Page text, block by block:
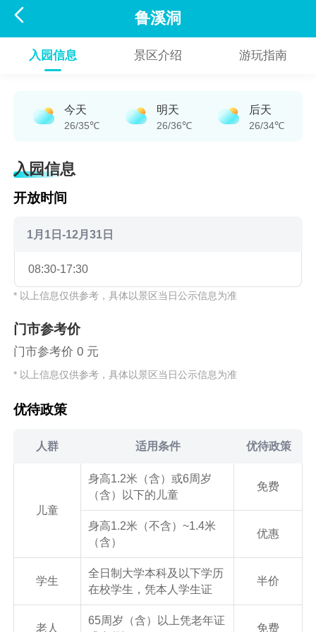
 鲁溪洞
入园信息 景区介绍 游玩指南
今天
26/35℃
明天
26/36℃
后天
26/34℃
入园信息
开放时间
1月1日-12月31日
08:30-17:30
* 以上信息仅供参考，具体以景区当日公示信息为准
门市参考价
门市参考价 0 元
* 以上信息仅供参考，具体以景区当日公示信息为准
优待政策
人群 适用条件 优待政策
儿童
身高1.2米（含）或6周岁
（含）以下的儿童
免费
身高1.2米（不含）~1.4米
（含）
优惠
学生
全日制大学本科及以下学历
在校学生，凭本人学生证
半价
老人
65周岁（含）以上凭老年证
免费